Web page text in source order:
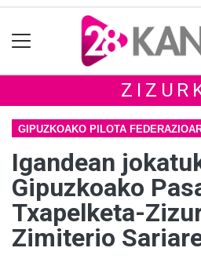
GIPUZKOAKO PILOTA
Igandean
Gipuzkoako
Txapelketa-
Zimiterio